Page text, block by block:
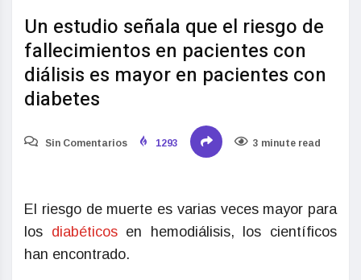
Un estudio señala que el riesgo de
fallecimientos en pacientes con
diálisis es mayor en pacientes con
diabetes
Sin Comentarios 1293 3 minute read
El riesgo de muerte es varias veces mayor para
los diabéticos en hemodiálisis, los científicos
han encontrado.